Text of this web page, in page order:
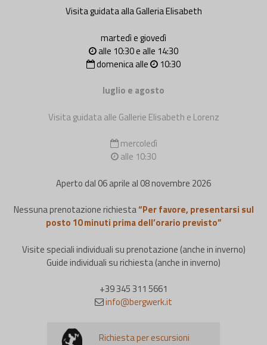
Visita guidata alla Galleria Elisabeth
martedì e giovedì
alle 10:30 e alle 14:30
domenica alle
10:30
luglio e agosto
Visita guidata alle Gallerie Elisabeth e Lorenz
mercoledì
alle 10:30
Aperto dal 06 aprile al 08 novembre 2026
Nessuna prenotazione richiesta“Per favore, presentarsi sul
posto 10 minuti prima dell’orario previsto”
Visite speciali individuali su prenotazione (anche in inverno)
Guide individuali su richiesta (anche in inverno)
+39 345 311 5661
info@bergwerk.it
Richiesta per escursioni